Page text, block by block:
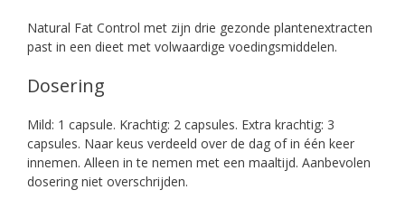
Natural Fat Control met zijn drie gezonde plantenextracten
past in een dieet met volwaardige voedingsmiddelen.
Dosering
Mild: 1 capsule. Krachtig: 2 capsules. Extra krachtig: 3
capsules. Naar keus verdeeld over de dag of in één keer
innemen. Alleen in te nemen met een maaltijd. Aanbevolen
dosering niet overschrijden.